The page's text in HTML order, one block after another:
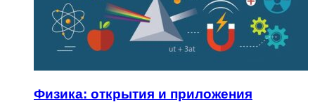
Физика: открытия и приложения